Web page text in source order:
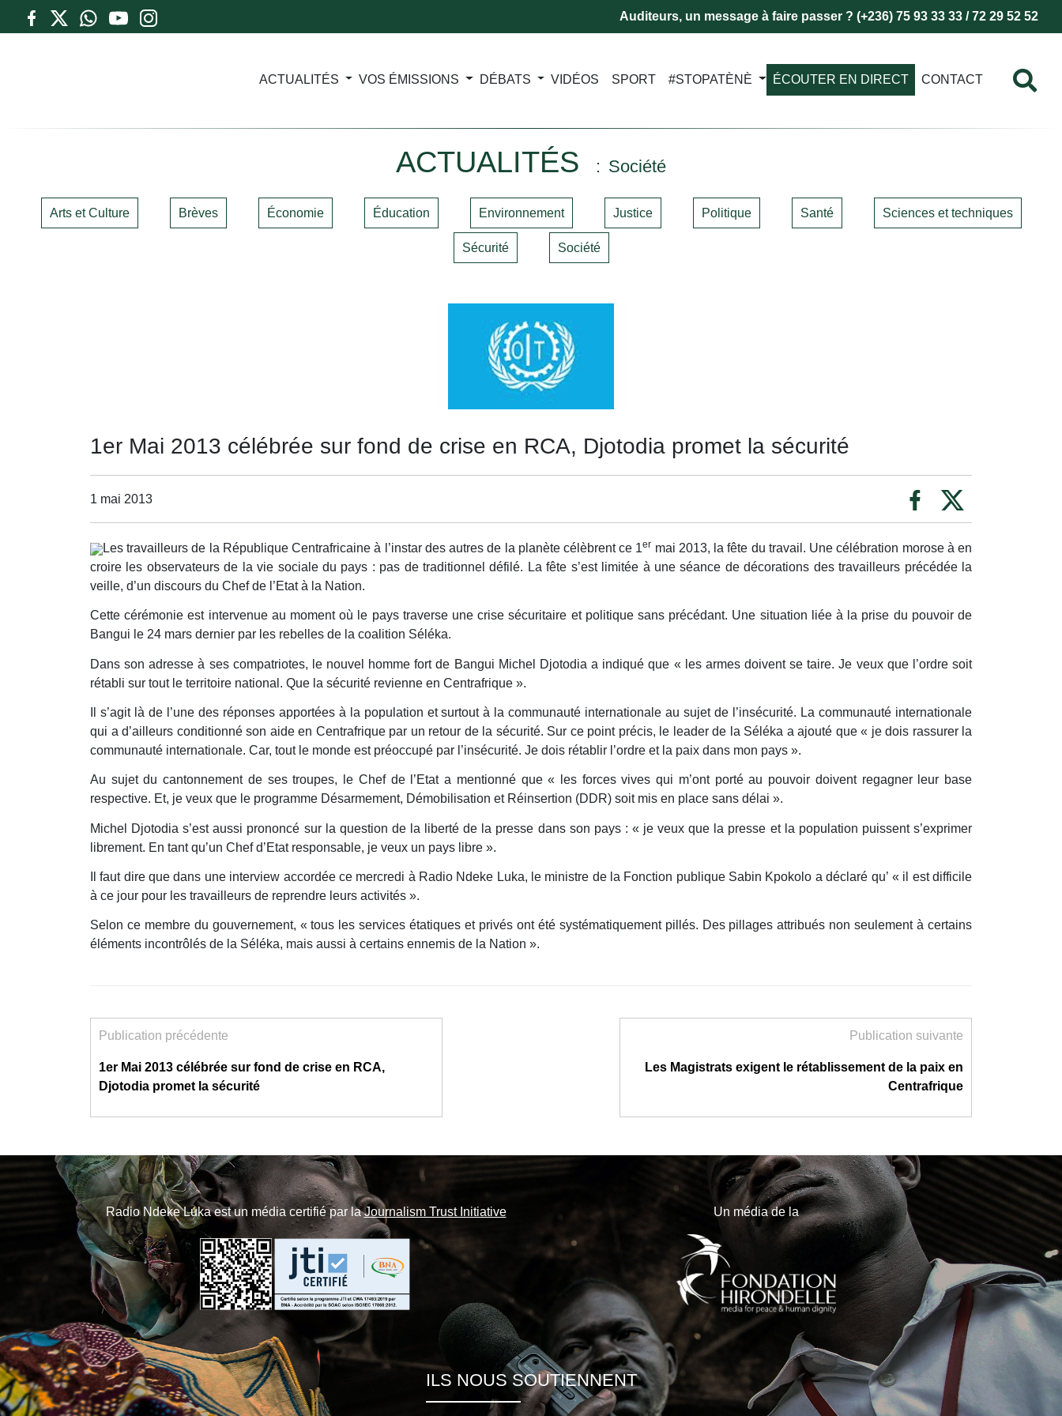
Auditeurs, un message à faire passer ? (+236) 75 93 33 33 / 72 29 52 52
ACTUALITÉS VOS ÉMISSIONS DÉBATS VIDÉOS SPORT #STOPATÈNÈ ÉCOUTER EN DIRECT CONTACT
ACTUALITÉS Société
Arts et Culture Brèves Économie Éducation Environnement Justice Politique Santé Sciences et techniques
Sécurité Société
1er Mai 2013 célébrée sur fond de crise en RCA, Djotodia promet la sécurité
1 mai 2013
Les travailleurs de la République Centrafricaine à l’instar des autres de la planète célèbrent ce 1er mai 2013, la fête du travail. Une célébration morose à en
croire les observateurs de la vie sociale du pays : pas de traditionnel défilé. La fête s’est limitée à une séance de décorations des travailleurs précédée la
veille, d’un discours du Chef de l’Etat à la Nation.
Cette cérémonie est intervenue au moment où le pays traverse une crise sécuritaire et politique sans précédant. Une situation liée à la prise du pouvoir de
Bangui le 24 mars dernier par les rebelles de la coalition Séléka.
Dans son adresse à ses compatriotes, le nouvel homme fort de Bangui Michel Djotodia a indiqué que « les armes doivent se taire. Je veux que l’ordre soit
rétabli sur tout le territoire national. Que la sécurité revienne en Centrafrique ».
Il s’agit là de l’une des réponses apportées à la population et surtout à la communauté internationale au sujet de l’insécurité. La communauté internationale
qui a d’ailleurs conditionné son aide en Centrafrique par un retour de la sécurité. Sur ce point précis, le leader de la Séléka a ajouté que « je dois rassurer la
communauté internationale. Car, tout le monde est préoccupé par l’insécurité. Je dois rétablir l’ordre et la paix dans mon pays ».
Au sujet du cantonnement de ses troupes, le Chef de l’Etat a mentionné que « les forces vives qui m’ont porté au pouvoir doivent regagner leur base
respective. Et, je veux que le programme Désarmement, Démobilisation et Réinsertion (DDR) soit mis en place sans délai ».
Michel Djotodia s’est aussi prononcé sur la question de la liberté de la presse dans son pays : « je veux que la presse et la population puissent s’exprimer
librement. En tant qu’un Chef d’Etat responsable, je veux un pays libre ».
Il faut dire que dans une interview accordée ce mercredi à Radio Ndeke Luka, le ministre de la Fonction publique Sabin Kpokolo a déclaré qu’ « il est difficile
à ce jour pour les travailleurs de reprendre leurs activités ».
Selon ce membre du gouvernement, « tous les services étatiques et privés ont été systématiquement pillés. Des pillages attribués non seulement à certains
éléments incontrôlés de la Séléka, mais aussi à certains ennemis de la Nation ».
Publication précédente
1er Mai 2013 célébrée sur fond de crise en RCA,
Djotodia promet la sécurité
Publication suivante
Les Magistrats exigent le rétablissement de la paix en
Centrafrique
Radio Ndeke Luka est un média certifié par laJournalism Trust Initiative Un média de la
ILS NOUS SOUTIENNENT